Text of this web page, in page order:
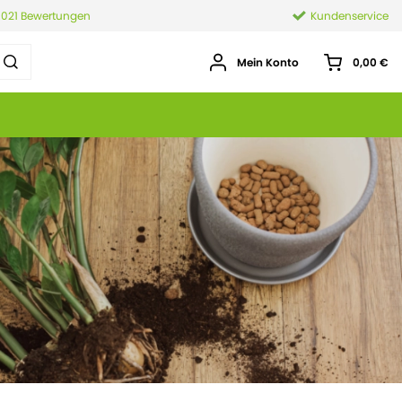
Bewertungen Kundenservice
Mein Konto 0,00 €